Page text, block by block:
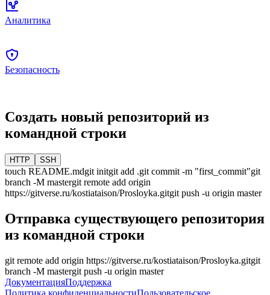
Аналитика
Безопасность
Создать новый репозиторий из
командной строки
HTTP SSH
touch README.mdgit initgit add .git commit -m "first_commit"git
branch -M mastergit remote add origin
https://gitverse.ru/kostiataison/Prosloyka.gitgit push -u origin master
Отправка существующего репозитория
из командной строки
git remote add origin https://gitverse.ru/kostiataison/Prosloyka.gitgit
branch -M mastergit push -u origin master
ДокументацияПоддержка
Политика конфиденциальностиПользовательское